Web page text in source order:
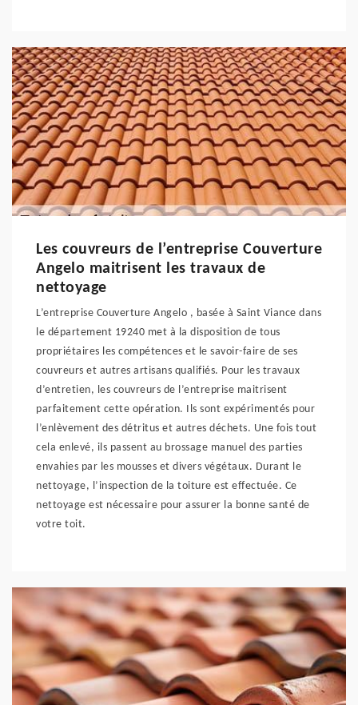
Les couvreurs de l’entreprise Couverture
Angelo maitrisent les travaux de
nettoyage
L’entreprise Couverture Angelo , basée à Saint Viance dans
le département 19240 met à la disposition de tous
propriétaires les compétences et le savoir-faire de ses
couvreurs et autres artisans qualifiés. Pour les travaux
d’entretien, les couvreurs de l’entreprise maitrisent
parfaitement cette opération. Ils sont expérimentés pour
l’enlèvement des détritus et autres déchets. Une fois tout
cela enlevé, ils passent au brossage manuel des parties
envahies par les mousses et divers végétaux. Durant le
nettoyage, l’inspection de la toiture est effectuée. Ce
nettoyage est nécessaire pour assurer la bonne santé de
votre toit.